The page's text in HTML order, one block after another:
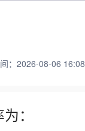
：2026-08-06
：